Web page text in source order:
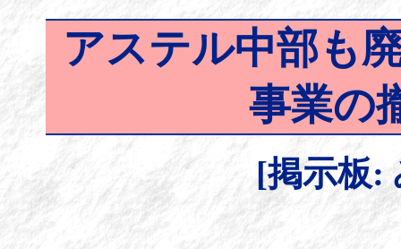
アステル中部も
事業の
[掲示板: